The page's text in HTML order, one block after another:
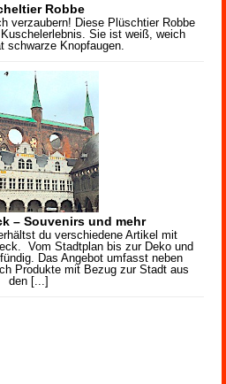
Robbe
verzaubern! Diese Plüschtier Robbe
Sie ist weiß, weich
schwarze Knopfaugen.
– Souvenirs und mehr
du verschiedene Artikel mit
Vom Stadtplan bis zur Deko und
Das Angebot umfasst neben
Produkte mit Bezug zur Stadt aus
den [...]